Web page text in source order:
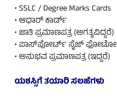
• SSLC / Degree Marks Cards
• ಆಧಾರ್ ಕಾರ್ಡ್
• ಜಾತಿ ಪ್ರಮಾಣಪತ್ರ (ಅಗತ್ಯವಿದ್ದರೆ)
• ಪಾಸ್‌ಪೋರ್ಟ್ ಸೈಜ್ ಫೋಟೋ
• ಅನುಭವ ಪ್ರಮಾಣಪತ್ರ (ಇದ್ದರೆ)
ಯಶಸ್ಸಿಗೆ ತಯಾರಿ ಸಲಹೆಗಳು